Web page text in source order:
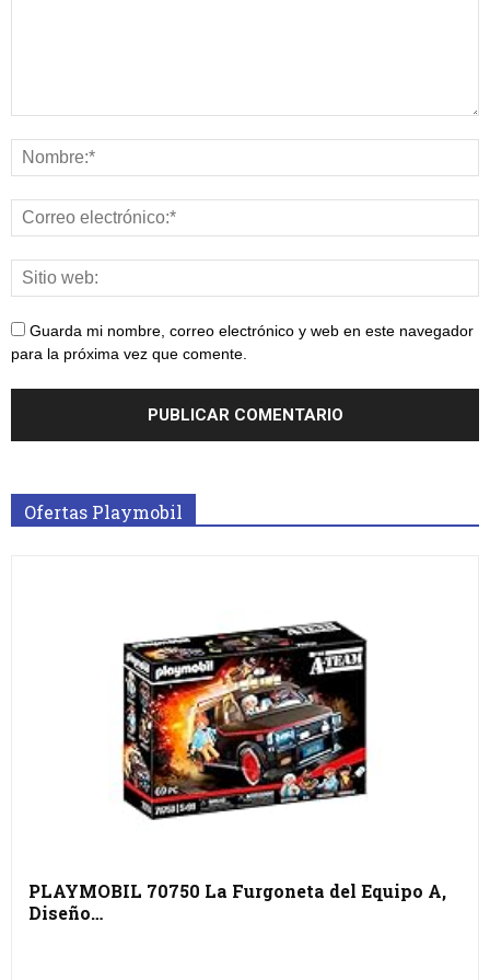
Guarda mi nombre, correo electrónico y web en este navegador
para la próxima vez que comente.
Ofertas Playmobil
PLAYMOBIL 70750 La Furgoneta del Equipo A,
Diseño…